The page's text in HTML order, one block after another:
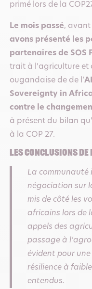
primé lors de la
Le mois passé, avant
avons présenté les
partenaires de SOS
trait à l’agriculture et
ougandaise de de l’
Sovereignty in
contre le
à présent du bilan
à la COP 27.
Les conclusions de
La
négociation sur
mis de côté les
africains lors de
appels des
passage à
évident pour
résilience à
entendus.